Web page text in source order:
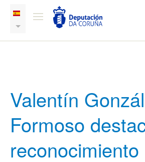
Valentín
Formoso
reconocimiento